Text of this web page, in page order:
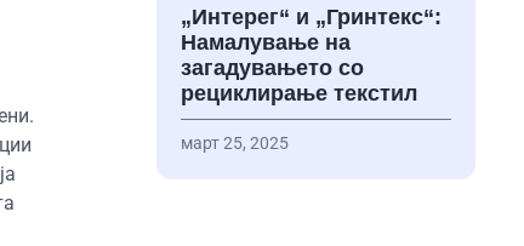
„Интерег“ и „Гринтекс“:
Намалување на
загадувањето со
рециклирање текстил
март 25, 2025